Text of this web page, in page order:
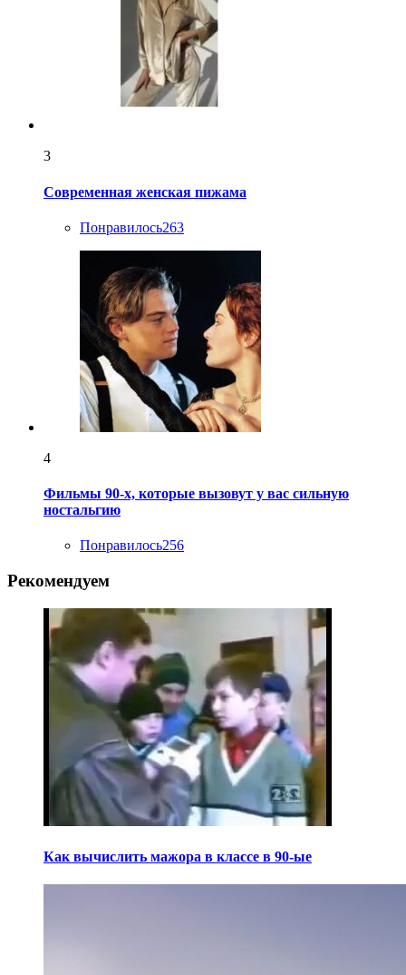
3
Современная женская пижама
Понравилось263
4
Фильмы 90-х, которые вызовут у вас сильную
ностальгию
Понравилось256
Рекомендуем
Как вычислить мажора в классе в 90-ые